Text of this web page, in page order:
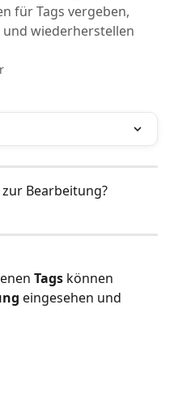
für Tags vergeben,
wiederherstellen
Bearbeitung?
Tags können
eingesehen und